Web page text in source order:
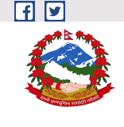
Skip to main content